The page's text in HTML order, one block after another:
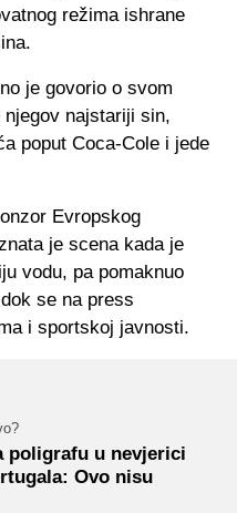
režima ishrane
je govorio o svom
najstariji sin,
poput Coca-Cole i jede
Evropskog
je scena kada je
vodu, pa pomaknuo
se na press
i sportskoj javnosti.
poligrafu u nevjerici
Ovo nisu